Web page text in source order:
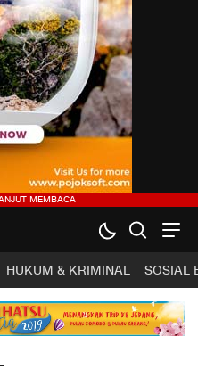
HUKUM & KRIMINAL SOSIAL